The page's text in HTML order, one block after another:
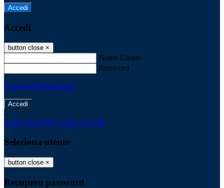
Accedi
Accedi
button close ×
Nome Utente
Password
Password dimenticata?
-
Entra con SPID Entra con CIE
Seleziona utente
button close ×
Recupero password